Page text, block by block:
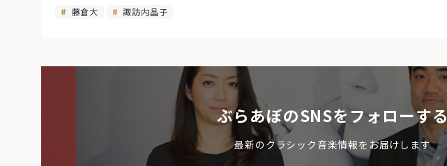
藤倉大
諏訪内晶子
ぶらあぼのSNSをフォローする
最新のクラシック音楽情報をお届けします